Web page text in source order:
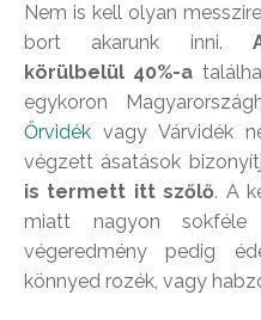
Nem is kell olyan
bort akarunk inni.
körülbelül 40%-a
egykoron
Őrvidék vagy Várvidék
végzett ásatások
is termett itt szőlő. A
miatt nagyon
végeredmény pedig
könnyed rozék, vagy